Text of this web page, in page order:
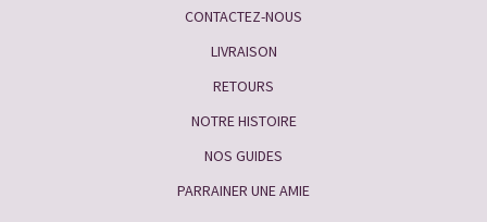
CONTACTEZ-NOUS
LIVRAISON
RETOURS
NOTRE HISTOIRE
NOS GUIDES
PARRAINER UNE AMIE